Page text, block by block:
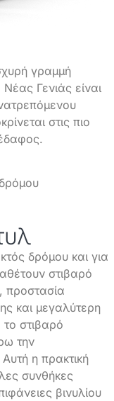
γραμμή
Γενιάς είναι
στις πιο
δρόμου και για
στιβαρό
προστασία
και μεγαλύτερη
στιβαρό
την
η πρακτική
συνθήκες
βινυλίου